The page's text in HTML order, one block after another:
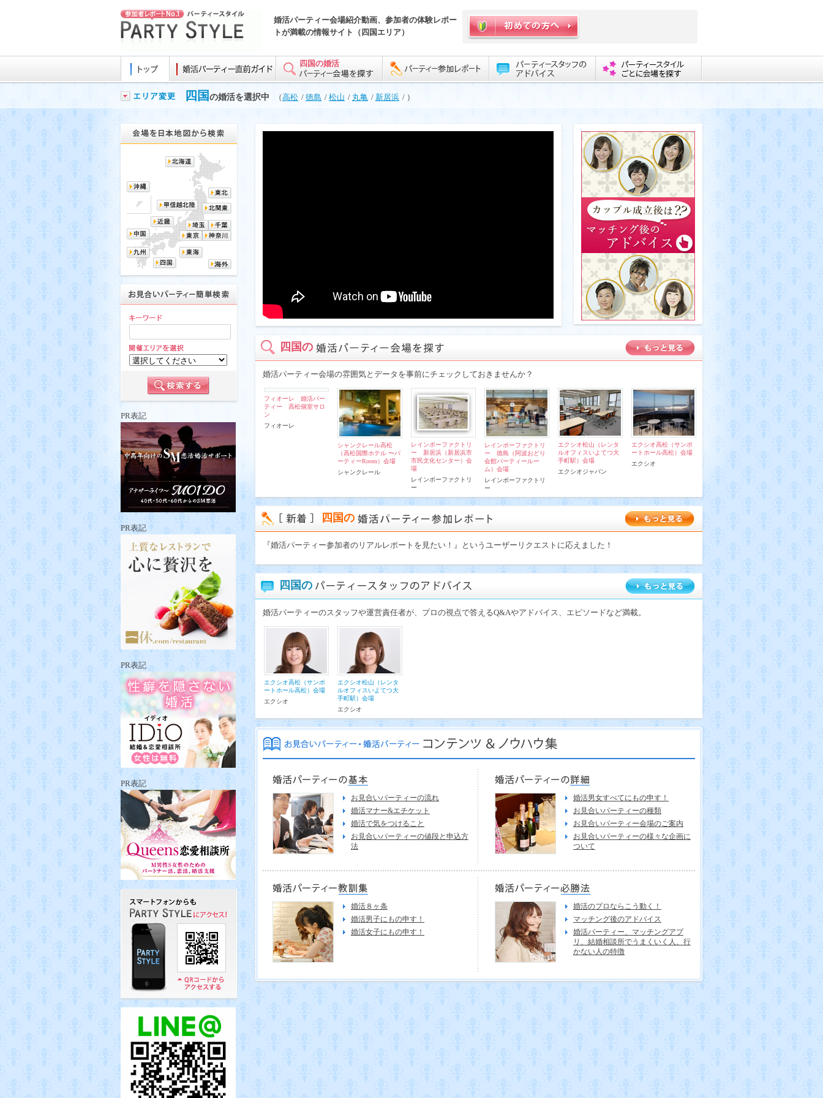
婚活パーティー会場紹介動画、参加者の体験レポー
トが満載の情報サイト（四国エリア）
四国の婚活
四国 の婚活を選択中 （高松 / 徳島 / 松山 / 丸亀 / 新居浜 / ）
四国の
婚活パーティー会場の雰囲気とデータを事前にチェックしておきませんか？
フィオーレ 婚活パー
ティー 高松個室サロ
ン
フィオーレ
シャンクレール高松
（高松国際ホテル 〜パ
ーティーRoom）会場
シャンクレール
レインボーファクトリ
ー 新居浜（新居浜市
市民文化センター）会
場
レインボーファクトリ
ー
レインボーファクトリ
ー 徳島（阿波おどり
会館パーティールー
ム）会場
レインボーファクトリ
ー
エクシオ松山（レンタ
ルオフィスいよてつ大
手町駅）会場
エクシオジャパン
エクシオ高松（サンポ
ートホール高松）会場
エクシオ
四国の
『婚活パーティー参加者のリアルレポートを見たい！』というユーザーリクエストに応えました！
四国の
婚活パーティーのスタッフや運営責任者が、プロの視点で答えるQ&Aやアドバイス、エピソードなど満載。
エクシオ高松（サンポ
ートホール高松）会場
エクシオ
エクシオ松山（レンタ
ルオフィスいよてつ大
手町駅）会場
エクシオ
お見合いパーティーの流れ
婚活マナー&エチケット
婚活で気をつけること
お見合いパーティーの値段と申込方
法
婚活男女すべてにもの申す！
お見合いパーティーの種類
お見合いパーティー会場のご案内
お見合いパーティーの様々な企画に
ついて
婚活８ヶ条
婚活男子にもの申す！
婚活女子にもの申す！
婚活のプロならこう動く！
マッチング後のアドバイス
婚活パーティー、マッチングアプ
リ、結婚相談所でうまくいく人、行
かない人の特徴
PR表記
PR表記
PR表記
PR表記